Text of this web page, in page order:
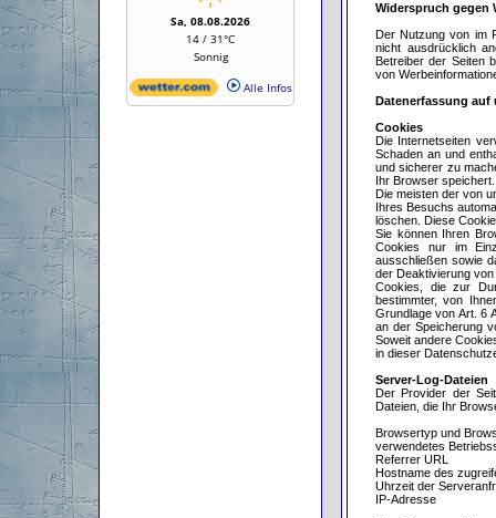
Sa, 08.08.2026
14 / 31°C
Sonnig
Alle Infos
Widerspruch gegen
Der Nutzung von im
nicht ausdrücklich
Betreiber der Seiten
von
Datenerfassung auf
Cookies
Die Internetseiten
Schaden an und
und sicherer zu
Ihr Browser speichert.
Die meisten der von
Ihres Besuchs
löschen. Diese
Sie können Ihren
Cookies nur im
ausschließen sowie
der Deaktivierung
Cookies, die zur
bestimmter, von
Grundlage von Art. 6
an der Speicherung
Soweit andere
in dieser
Server-Log-Dateien
Der Provider der
Dateien, die Ihr
Browsertyp und
verwendetes
Referrer URL
Hostname des
Uhrzeit der
IP-Adresse